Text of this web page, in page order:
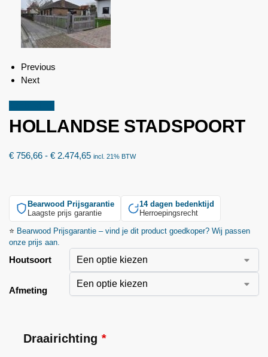
Previous
Next
HOLLANDSE STADSPOORT
€ 756,66 - € 2.474,65 incl. 21% BTW
Bearwood Prijsgarantie
Laagste prijs garantie
14 dagen bedenktijd
Herroepingsrecht
⭐ Bearwood Prijsgarantie – vind je dit product goedkoper? Wij passen
onze prijs aan.
Houtsoort
Afmeting
Draairichting *